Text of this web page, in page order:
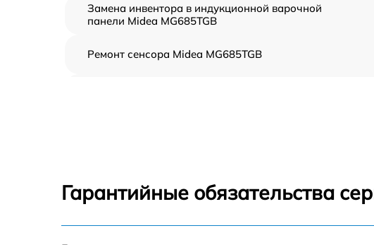
Замена инвентора в индукционной варочной
панели Midea MG685TGB
Ремонт сенсора Midea MG685TGB
Гарантийные обязательства